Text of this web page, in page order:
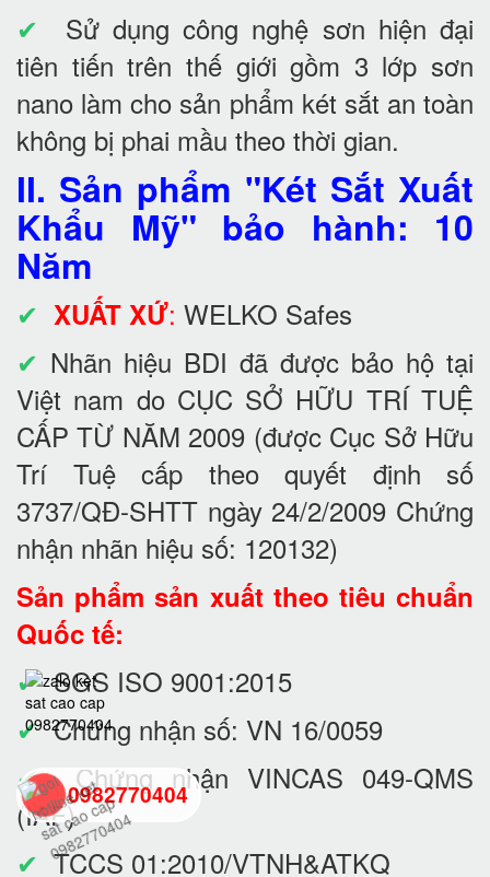
✔ Sử dụng công nghệ sơn hiện đại
tiên tiến trên thế giới gồm 3 lớp sơn
nano làm cho sản phẩm két sắt an toàn
không bị phai mầu theo thời gian.
II. Sản phẩm "Két Sắt Xuất
Khẩu Mỹ" bảo hành: 10
Năm
✔ XUẤT XỨ: WELKO Safes
✔ Nhãn hiệu BDI đã được bảo hộ tại
Việt nam do CỤC SỞ HỮU TRÍ TUỆ
CẤP TỪ NĂM 2009 (được Cục Sở Hữu
Trí Tuệ cấp theo quyết định số
3737/QĐ-SHTT ngày 24/2/2009 Chứng
nhận nhãn hiệu số: 120132)
Sản phẩm sản xuất theo tiêu chuẩn
Quốc tế:
✔SGS ISO 9001:2015
✔Chứng nhận số: VN 16/0059
✔Chứng nhận VINCAS 049-QMS
(IAF)
✔ TCCS 01:2010/VTNH&ATKQ
0982770404